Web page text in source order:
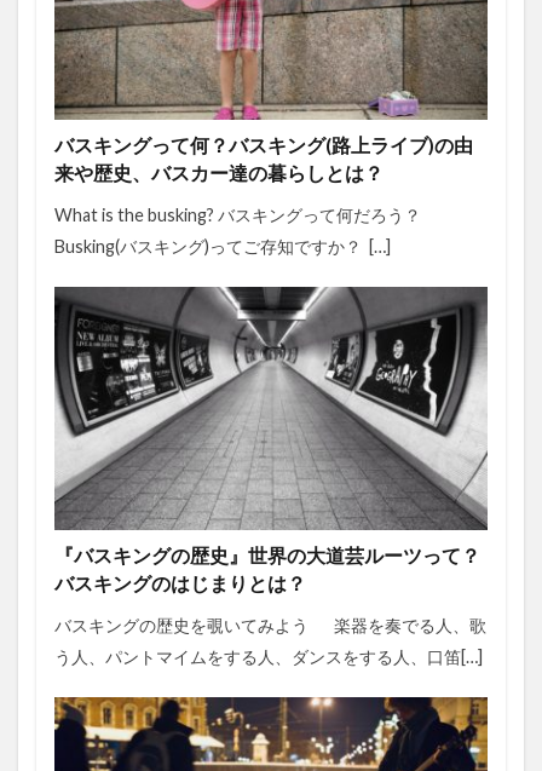
バスキングって何？バスキング(路上ライブ)の由
来や歴史、バスカー達の暮らしとは？
What is the busking? バスキングって何だろう？
Busking(バスキング)ってご存知ですか？ […]
『バスキングの歴史』世界の大道芸ルーツって？
バスキングのはじまりとは？
バスキングの歴史を覗いてみよう 楽器を奏でる人、歌
う人、パントマイムをする人、ダンスをする人、口笛[…]